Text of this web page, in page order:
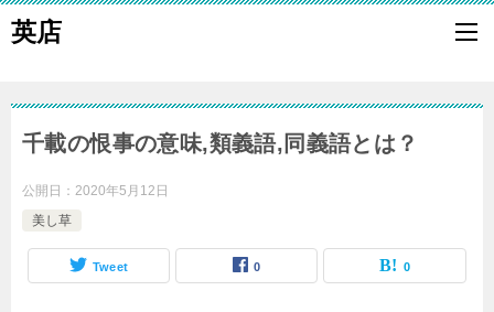
英店
千載の恨事の意味,類義語,同義語とは？
公開日： 2020年5月12日
美し草
Tweet 0 0